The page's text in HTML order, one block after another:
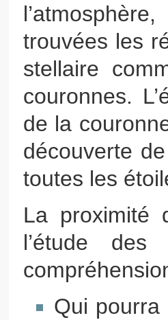
trouvées les
stellaire
couronnes.
de la
découverte
toutes les
La proximité
l’étude
Qui